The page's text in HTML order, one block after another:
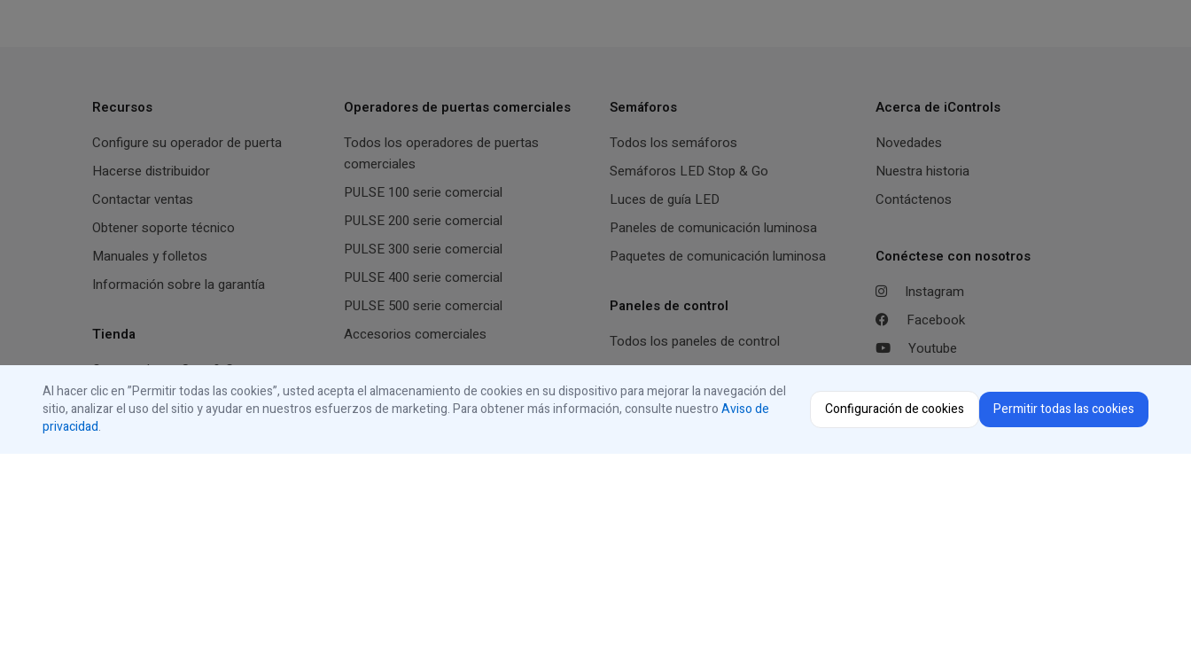
Recursos
Configure su operador de puerta
Hacerse distribuidor
Contactar ventas
Obtener soporte técnico
Manuales y folletos
Información sobre la garantía
Tienda
Comprar luces Stop & Go
Comprar luces de guía
Comprar paneles de comunicación
Operadores de puertas comerciales
Todos los operadores de puertas
comerciales
PULSE 100 serie comercial
PULSE 200 serie comercial
PULSE 300 serie comercial
PULSE 400 serie comercial
PULSE 500 serie comercial
Accesorios comerciales
Abrepuertas de garaje residenciales
Todos los abrepuertas de garaje
Semáforos
Todos los semáforos
Semáforos LED Stop & Go
Luces de guía LED
Paneles de comunicación luminosa
Paquetes de comunicación luminosa
Paneles de control
Todos los paneles de control
Acerca de iControls
Novedades
Nuestra historia
Contáctenos
Conéctese con nosotros
Instagram
Facebook
Youtube
Selector de región
Al hacer clic en ”Permitir todas las cookies”, usted acepta el almacenamiento de cookies en su dispositivo para mejorar la navegación del
sitio, analizar el uso del sitio y ayudar en nuestros esfuerzos de marketing. Para obtener más información, consulte nuestroAviso de
privacidad.
Configuración de cookies Permitir todas las cookies